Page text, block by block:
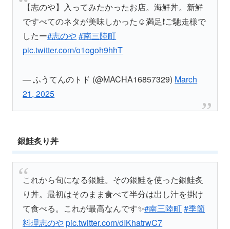
【志のや】入ってみたかったお店。海鮮丼。新鮮
ですべてのネタが美味しかった☺満足❗️ご馳走様で
したー#志のや#南三陸町
pic.twitter.com/o1ogoh9hhT
— ふうてんのトド (@MACHA16857329) March
21, 2025
銀鮭炙り丼
これから旬になる銀鮭。その銀鮭を使った銀鮭炙
り丼。最初はそのまま食べて半分は出し汁を掛け
て食べる。これが最高なんです✨️#南三陸町#季節
料理志のやpic.twitter.com/dIKhatrwC7